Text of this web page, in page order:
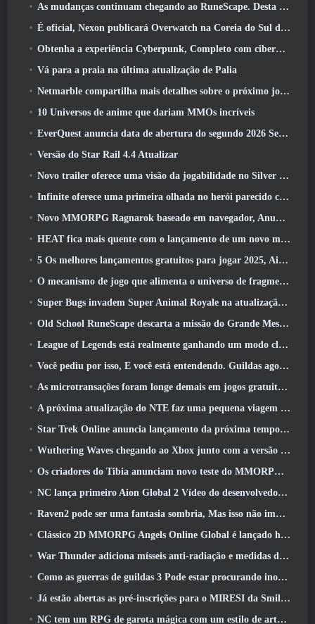
As mudanças continuam chegando ao RuneScape. Desta vez é a habitação do jogador
É oficial, Nexon publicará Overwatch na Coreia do Sul daqui para frente
Obtenha a experiência Cyberpunk, Completo com ciberpsicose, No próximo evento de crossover do Apex Legends
Vá para a praia na última atualização de Palia
Netmarble compartilha mais detalhes sobre o próximo jogo de nivelamento solo, Nivelamento Solo: KARMA na Anime Expo
10 Universos de anime que dariam MMOs incríveis
EverQuest anuncia data de abertura do segundo 2026 Servidor de expansão bloqueado por tempo
Versão do Star Rail 4.4 Atualizar
Novo trailer oferece uma visão da jogabilidade no Silver Palace
Infinite oferece uma primeira olhada no herói parecido com uma sereia chegando no SS13: Pós-luz
Novo MMORPG Ragnarok baseado em navegador, Anunciado o Universo Ragnarok
HEAT fica mais quente com o lançamento de um novo mapa do deserto
5 Os melhores lançamentos gratuitos para jogar 2025, Ainda vale a pena jogar 2026?
O mecanismo de jogo que alimenta o universo de fragmentos únicos do Eve Online agora é de código aberto
Super Bugs invadem Super Animal Royale na atualização ‘Super Natural’
Old School RuneScape descarta a missão do Grande Mestre ‘The Blood Moon Rises’, Encerrando uma missão de 20 anos
League of Legends está realmente ganhando um modo clássico
Você pediu por isso, E você está entendendo. Guildas agora estão disponíveis em Eterspire
As microtransações foram longe demais em jogos gratuitos?
A próxima atualização do NTE faz uma pequena viagem paralela a um jogo de mesa de fantasia
Star Trek Online anuncia lançamento da próxima temporada “Undiscovered”
Wuthering Waves chegando ao Xbox junto com a versão 3.5 Atualizar
Os criadores do Tibia anunciam novo teste do MMORPG de zumbis da velha escola, Persistir on-line
NC lança primeiro Aion Global 2 Vídeo do desenvolvedor, Compartilhando detalhes sobre o jogo
Raven2 pode ser uma fantasia sombria, Mas isso não impede a diversão do verão
Clássico 2D MMORPG Angels Online Global é lançado hoje
War Thunder adiciona mísseis anti-radiação e medidas de suporte eletrônico na atualização da cavalaria pesada
Como as guerras de guildas 3 Pode estar procurando inovar no espaço MMO
Já estão abertas as pré-inscrições para o MIRESI da Smilegate: Futuro Invisível
NC tem um RPG de garota mágica com um estilo de arte inspirado em anime dos anos 90 em desenvolvimento